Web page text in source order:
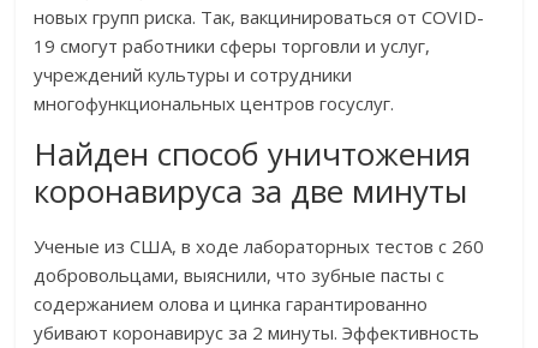
новых групп риска. Так, вакцинироваться от COVID-
19 смогут работники сферы торговли и услуг,
учреждений культуры и сотрудники
многофункциональных центров госуслуг.
Найден способ уничтожения
коронавируса за две минуты
Ученые из США, в ходе лабораторных тестов с 260
добровольцами, выяснили, что зубные пасты с
содержанием олова и цинка гарантированно
убивают коронавирус за 2 минуты. Эффективность